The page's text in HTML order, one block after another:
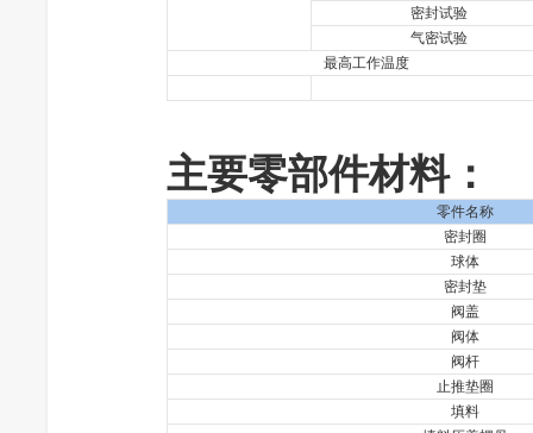
密封试验
气密试验
最高工作温度
主要零部件材料：
零件名称
密封圈
球体
密封垫
阀盖
阀体
阀杆
止推垫圈
填料